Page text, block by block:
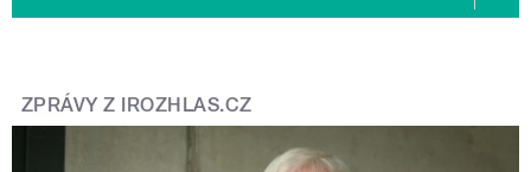
ZPRÁVY Z IROZHLAS.CZ